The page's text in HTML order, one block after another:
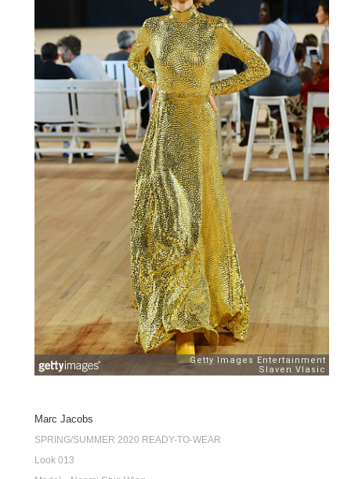
Marc Jacobs
SPRING/SUMMER 2020 READY-TO-WEAR
Look 013